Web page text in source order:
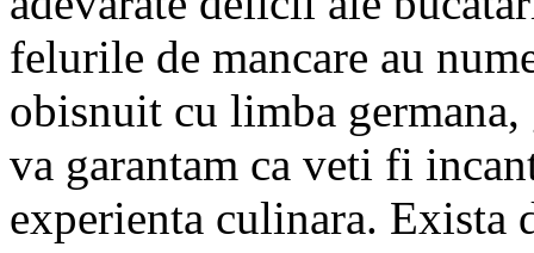
felurile de mancare au
obisnuit cu limba
va garantam ca veti fi
experienta culinara. Exista